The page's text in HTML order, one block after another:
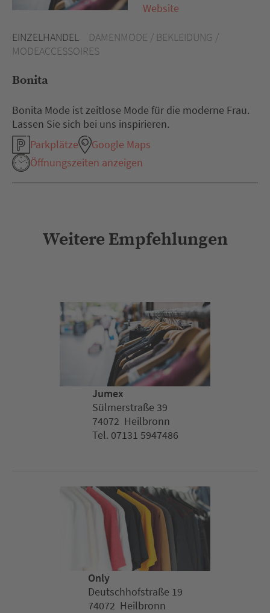
EINZELHANDEL
DAMENMODE / BEKLEIDUNG /
MODEACCESSOIRES
Bonita
Bonita Mode ist zeitlose Mode für die moderne Frau.
Lassen Sie sich bei uns inspirieren.
Parkplätze
Google Maps
Öffnungszeiten anzeigen
Website
Weitere Empfehlungen
Jumex
Sülmerstraße 39
74072 Heilbronn
Tel. 07131 5947486
Only
Deutschhofstraße 19
74072 Heilbronn